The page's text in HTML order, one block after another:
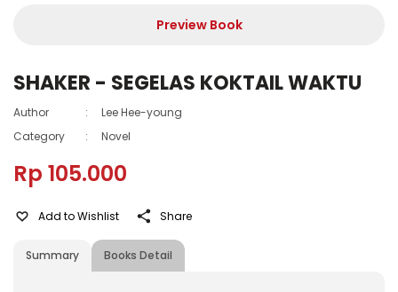
Preview Book
SHAKER - SEGELAS KOKTAIL WAKTU
Author :
Lee Hee-young
Category
: Novel
Rp 105.000
Summary Books Detail
Add to Wishlist Share